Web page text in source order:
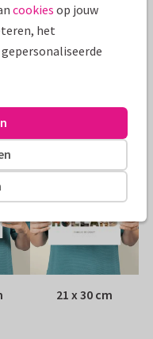
ansichtkaart
21 x 30 cm
cookies op jouw
het